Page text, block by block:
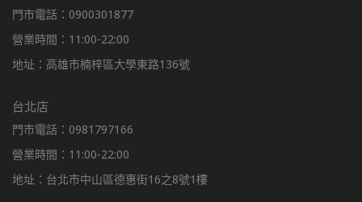
門市電話：0900301877
營業時間：11:00-22:00
地址：高雄市楠梓區大學東路136號
台北店
門市電話：0981797166
營業時間：11:00-22:00
地址：台北市中山區德惠街16之8號1樓